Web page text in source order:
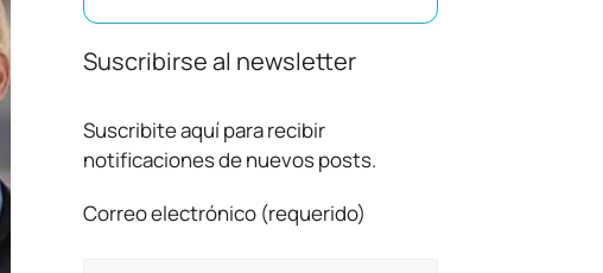
Suscribirse al newsletter
Suscribite aquí para recibir
notificaciones de nuevos posts.
Correo electrónico (requerido)